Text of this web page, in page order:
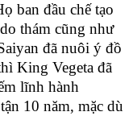
ban đầu chế tạo
thám cũng như
đã nuôi ý đồ
King Vegeta đã
lĩnh hành
10 năm, mặc dù